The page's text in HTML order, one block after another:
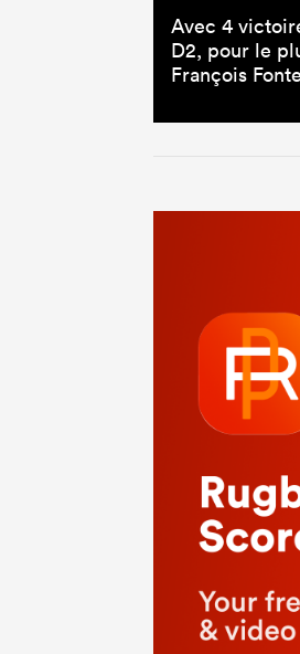
Avec 4
D2, pour le
François